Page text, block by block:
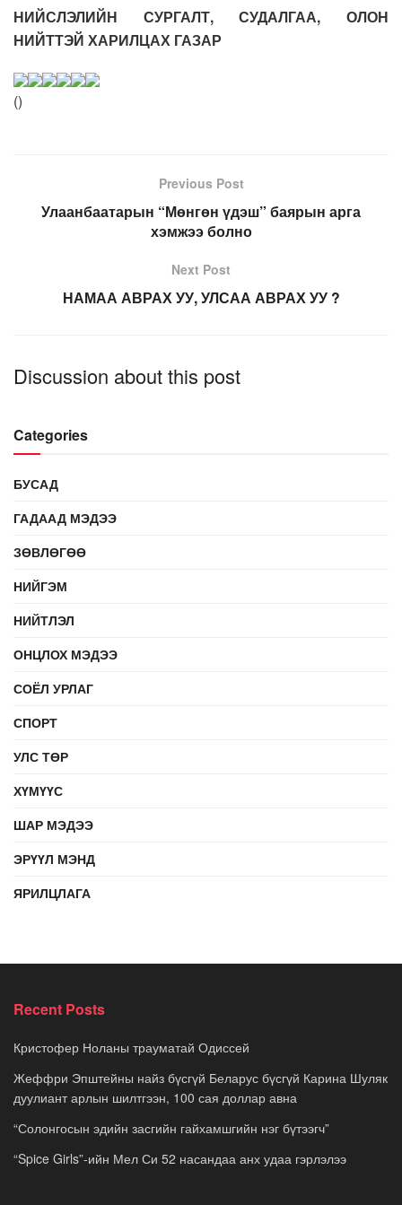
НИЙСЛЭЛИЙН СУРГАЛТ, СУДАЛГАА, ОЛОН
НИЙТТЭЙ ХАРИЛЦАХ ГАЗАР
()
Previous Post
Улаанбаатарын “Мөнгөн үдэш” баярын арга
хэмжээ болно
Next Post
НАМАА АВРАХ УУ, УЛСАА АВРАХ УУ ?
Discussion about this post
Categories
БУСАД
ГАДААД МЭДЭЭ
ЗӨВЛӨГӨӨ
НИЙГЭМ
НИЙТЛЭЛ
ОНЦЛОХ МЭДЭЭ
СОЁЛ УРЛАГ
СПОРТ
УЛС ТӨР
ХҮМҮҮС
ШАР МЭДЭЭ
ЭРҮҮЛ МЭНД
ЯРИЛЦЛАГА
Recent Posts
Кристофер Ноланы трауматай Одиссей
Жеффри Эпштейны найз бүсгүй Беларус бүсгүй Карина Шуляк
дуулиант арлын шилтгээн, 100 сая доллар авна
“Солонгосын эдийн засгийн гайхамшгийн нэг бүтээгч”
“Spice Girls”-ийн Мел Си 52 насандаа анх удаа гэрлэлээ